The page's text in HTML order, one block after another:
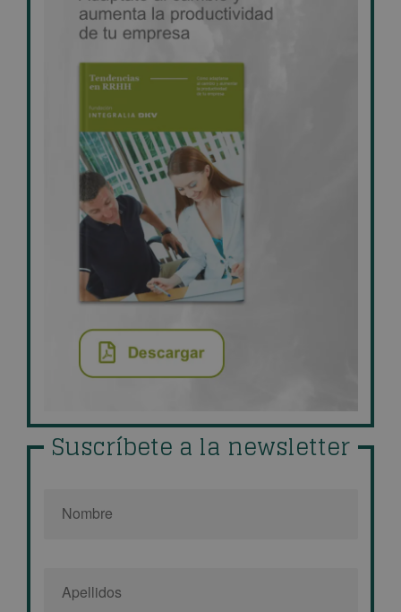
Suscríbete a la newsletter